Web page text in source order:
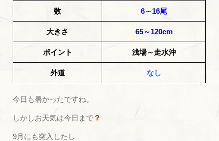
数 6～16尾
大きさ 65～120cm
ポイント 浅場～走水沖
外道 なし
今日も暑かったですね。
しかしお天気は今日まで ？
9月にも突入したし